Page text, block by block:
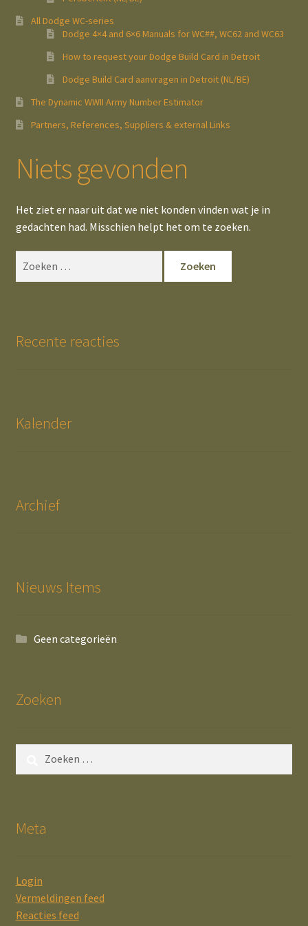
All Dodge WC-series
Dodge 4×4 and 6×6 Manuals for WC##, WC62 and WC63
How to request your Dodge Build Card in Detroit
Dodge Build Card aanvragen in Detroit (NL/BE)
The Dynamic WWII Army Number Estimator
Partners, References, Suppliers & external Links
Niets gevonden
Het ziet er naar uit dat we niet konden vinden wat je in
gedachten had. Misschien helpt het om te zoeken.
Recente reacties
Kalender
Archief
Nieuws Items
Geen categorieën
Zoeken
Meta
Login
Vermeldingen feed
Reacties feed